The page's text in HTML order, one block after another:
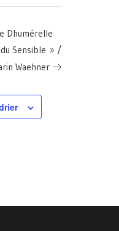
Dhumérelle
Sensible » /
Waehner